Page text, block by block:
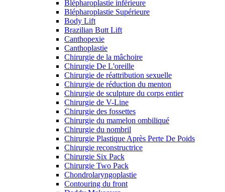
Blépharoplastie inférieure
Blépharoplastie Supérieure
Body Lift
Brazilian Butt Lift
Canthopexie
Canthoplastie
Chirurgie de la mâchoire
Chirurgie De L'oreille
Chirurgie de réattribution sexuelle
Chirurgie de réduction du menton
Chirurgie de sculpture du corps entier
Chirurgie de V-Line
Chirurgie des fossettes
Chirurgie du mamelon ombiliqué
Chirurgie du nombril
Chirurgie Plastique Après Perte De Poids
Chirurgie reconstructrice
Chirurgie Six Pack
Chirurgie Two Pack
Chondrolaryngoplastie
Contouring du front